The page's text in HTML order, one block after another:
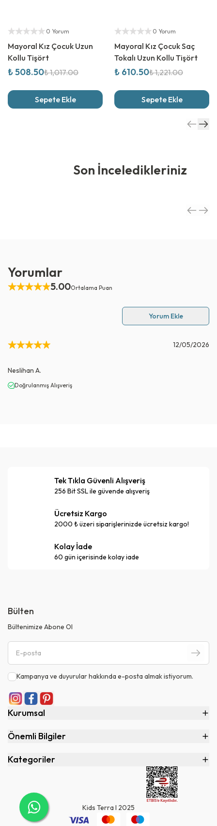
Yetkili Satıcı
0 Yorum
Mayoral Kız Çocuk Uzun
Kollu Tişört
₺ 508.50₺ 1,017.00
Sepete Ekle
Yetkili Satıcı
0 Yorum
Mayoral Kız Çocuk Saç
Tokalı Uzun Kollu Tişört
₺ 610.50₺ 1,221.00
Sepete Ekle
Son İnceledikleriniz
Yorumlar
5.00Ortalama Puan
Yorum Ekle
Neslihan A.
Doğrulanmış Alışveriş
12/05/2026
Tek Tıkla Güvenli Alışveriş
256 Bit SSL ile güvende alışveriş
Ücretsiz Kargo
2000 ₺ üzeri siparişlerinizde ücretsiz kargo!
Kolay İade
60 gün içerisinde kolay iade
Bülten
Bültenimize Abone Ol
Kampanya ve duyurular hakkında e-posta almak istiyorum.
Kurumsal
Önemli Bilgiler
Kategoriler
Kids Terra I 2025